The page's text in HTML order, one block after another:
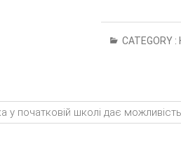
CATEGORY :
у початковій школі дає